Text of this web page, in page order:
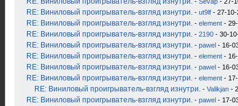
RE: Виниловый проигрыватель-взгляд изнутри. - ut9lf - 27-10-
RE: Виниловый проигрыватель-взгляд изнутри. - element -
RE: Виниловый проигрыватель-взгляд изнутри. - 2190 - 30-
RE: Виниловый проигрыватель-взгляд изнутри. - pawel - 16-
RE: Виниловый проигрыватель-взгляд изнутри. - element -
RE: Виниловый проигрыватель-взгляд изнутри. - pawel - 16-
RE: Виниловый проигрыватель-взгляд изнутри. - element -
RE: Виниловый проигрыватель-взгляд изнутри. - Valikjan -
RE: Виниловый проигрыватель-взгляд изнутри. - pawel - 17-